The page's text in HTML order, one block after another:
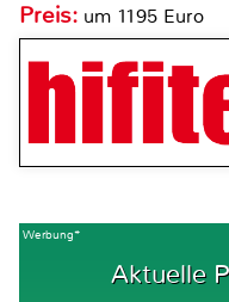
Preis: um 1195 Euro
Werbung*
Aktuelle